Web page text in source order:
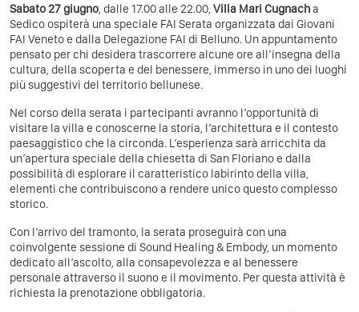
Sabato 27 giugno , dalle 17.00 alle 22.00, Villa Mari Cugnacha
Sedico ospiterà una speciale FAI Serata organizzata dai Giovani
FAI Veneto e dalla Delegazione FAI di Belluno. Un appuntamento
pensato per chi desidera trascorrere alcune ore all’insegna della
cultura, della scoperta e del benessere, immerso in uno dei luoghi
più suggestivi del territorio bellunese.
Nel corso della serata i partecipanti avranno l’opportunità di
visitare la villa e conoscerne la storia, l’architettura e il contesto
paesaggistico che la circonda. L’esperienza sarà arricchita da
un’apertura speciale della chiesetta di San Floriano e dalla
possibilità di esplorare il caratteristico labirinto della villa,
elementi che contribuiscono a rendere unico questo complesso
storico.
Con l’arrivo del tramonto, la serata proseguirà con una
coinvolgente sessione di Sound Healing & Embody, un momento
dedicato all’ascolto, alla consapevolezza e al benessere
personale attraverso il suono e il movimento. Per questa attività è
richiesta la prenotazione obbligatoria.